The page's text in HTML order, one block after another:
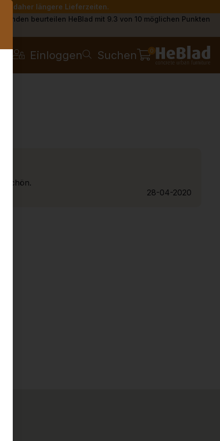
daher längere Lieferzeiten.
Kunden beurteilen HeBlad mit 9.3 von 10 möglichen Punkten
Einloggen Suchen 0
schön.
28-04-2020